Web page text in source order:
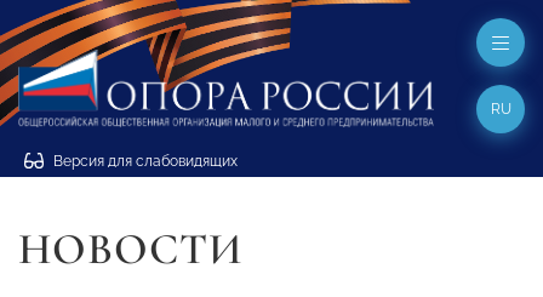
Версия для слабовидящих
RU
НОВОСТИ